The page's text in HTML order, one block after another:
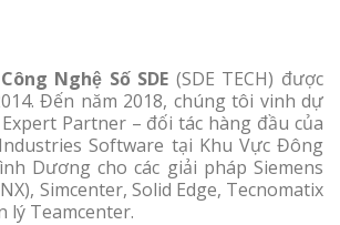
Nghệ Số SDE (SDE TECH) được
Đến năm 2018, chúng tôi vinh dự
Partner – đối tác hàng đầu của
Software tại Khu Vực Đông
Dương cho các giải pháp Siemens
Simcenter, Solid Edge, Tecnomatix
lý Teamcenter.